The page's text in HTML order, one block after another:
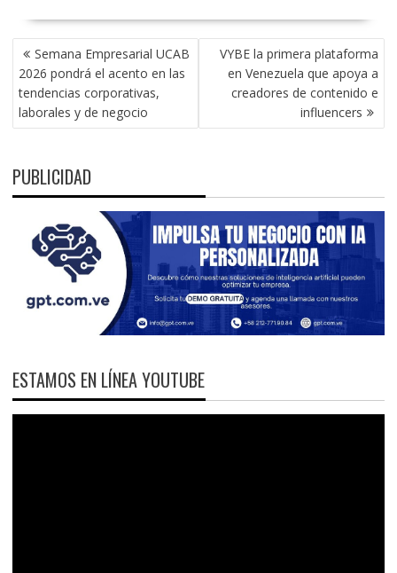
NAVEGACIÓN
DE
ENTRADAS
Semana Empresarial UCAB
2026 pondrá el acento en las
tendencias corporativas,
laborales y de negocio
VYBE la primera plataforma
en Venezuela que apoya a
creadores de contenido e
influencers
PUBLICIDAD
ESTAMOS EN LÍNEA YOUTUBE